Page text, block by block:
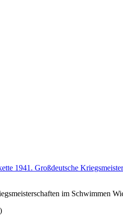
im Schwimmen